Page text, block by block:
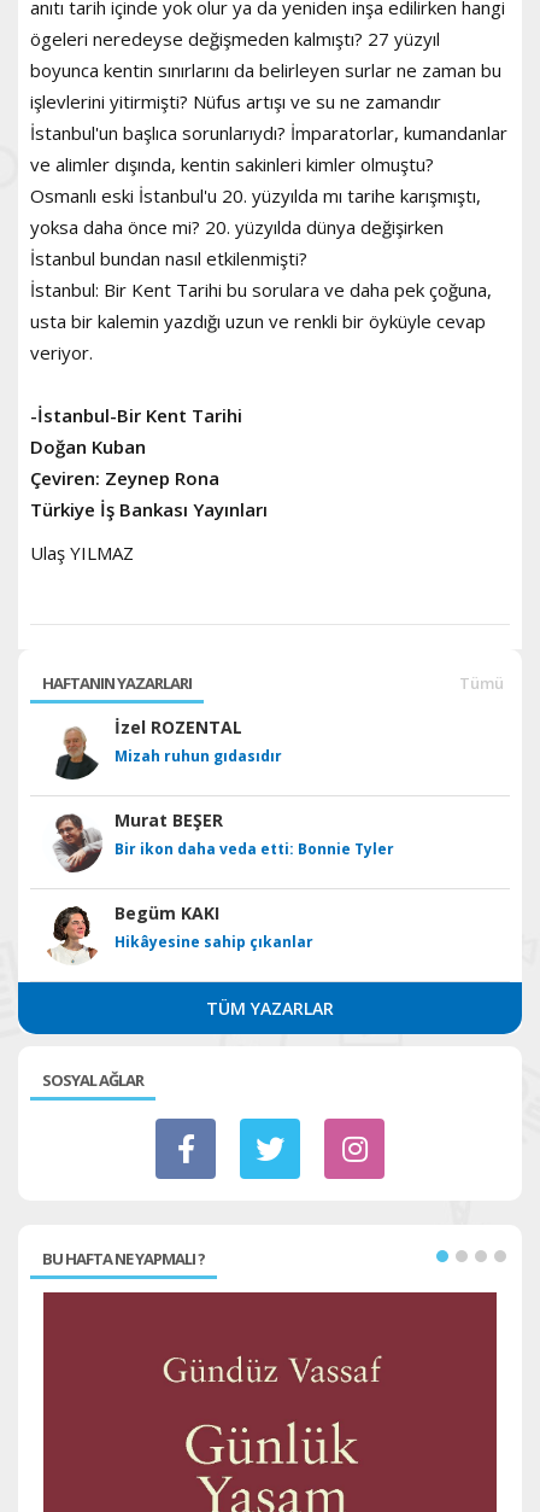
anıtı tarih içinde yok olur ya da yeniden inşa edilirken hangi
ögeleri neredeyse değişmeden kalmıştı? 27 yüzyıl
boyunca kentin sınırlarını da belirleyen surlar ne zaman bu
işlevlerini yitirmişti? Nüfus artışı ve su ne zamandır
İstanbul'un başlıca sorunlarıydı? İmparatorlar, kumandanlar
ve alimler dışında, kentin sakinleri kimler olmuştu?
Osmanlı eski İstanbul'u 20. yüzyılda mı tarihe karışmıştı,
yoksa daha önce mi? 20. yüzyılda dünya değişirken
İstanbul bundan nasıl etkilenmişti?
İstanbul: Bir Kent Tarihi bu sorulara ve daha pek çoğuna,
usta bir kalemin yazdığı uzun ve renkli bir öyküyle cevap
veriyor.
-İstanbul-Bir Kent Tarihi
Doğan Kuban
Çeviren: Zeynep Rona
Türkiye İş Bankası Yayınları
Ulaş YILMAZ
HAFTANIN YAZARLARI Tümü
İzel ROZENTAL
Mizah ruhun gıdasıdır
Murat BEŞER
Bir ikon daha veda etti: Bonnie Tyler
Begüm KAKI
Hikâyesine sahip çıkanlar
TÜM YAZARLAR
SOSYAL AĞLAR
BU HAFTA NE YAPMALI ?